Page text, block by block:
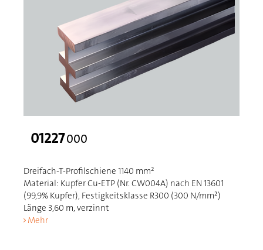
01227000
Dreifach-T-Profilschiene 1140 mm²
Material: Kupfer Cu-ETP (Nr. CW004A) nach EN 13601
(99,9% Kupfer), Festigkeitsklasse R300 (300 N/mm²)
Länge 3,60 m, verzinnt
Mehr